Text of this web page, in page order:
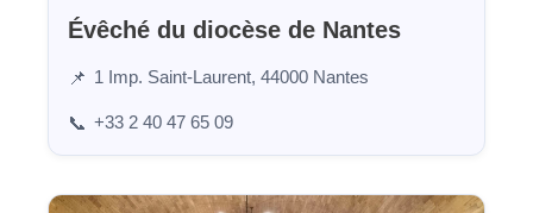
Évêché du diocèse de Nantes
📌 1 Imp. Saint-Laurent, 44000 Nantes
📞 +33 2 40 47 65 09